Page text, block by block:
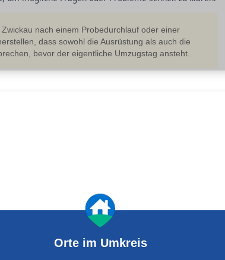
nach einem Probedurchlauf oder einer
dass sowohl die Ausrüstung als auch die
bevor der eigentliche Umzugstag ansteht.
Orte im Umkreis